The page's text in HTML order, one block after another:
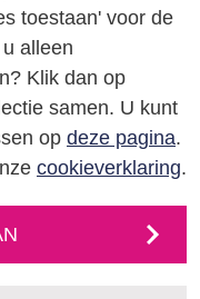
toestaan' voor de
alleen
Klik dan op
samen. U kunt
op deze pagina.
cookieverklaring.